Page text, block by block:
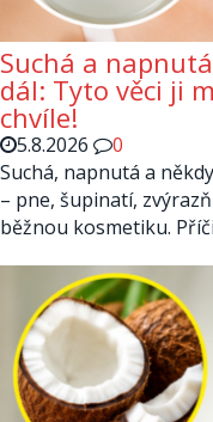
Suchá a
dál: Tyto věci ji
chvíle!
5.8.2026
0
Suchá, napnutá a
– pne, šupinatí,
běžnou kosmetiku.